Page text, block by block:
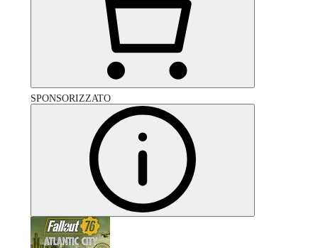
SPONSORIZZATO